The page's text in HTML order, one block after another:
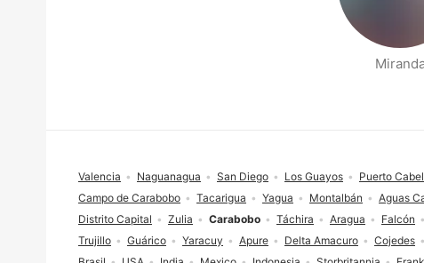
Distrito Capital Zulia Carabobo Táchira Aragua Falcón
Trujillo
Guárico Yaracuy Apure Delta Amacuro Cojedes
Valencia Naguanagua San Diego Los Guayos Puerto
Campo de Carabobo
Tacarigua Yagua Montalbán Aguas